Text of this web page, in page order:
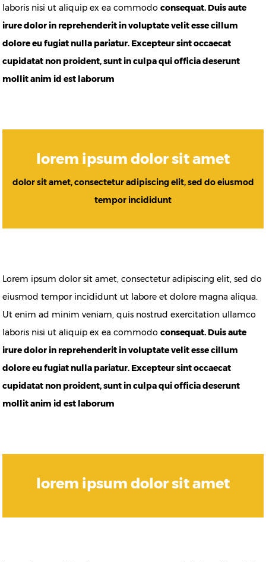
laboris nisi ut aliquip ex ea commodoconsequat. Duis aute
irure dolor in reprehenderit in voluptate velit esse cillum
dolore eu fugiat nulla pariatur. Excepteur sint occaecat
cupidatat non proident, sunt in culpa qui officia deserunt
mollit anim id est laborum
lorem ipsum dolor sit amet
dolor sit amet, consectetur adipiscing elit, sed do eiusmod
tempor incididunt
Lorem ipsum dolor sit amet, consectetur adipiscing elit, sed do
eiusmod tempor incididunt ut labore et dolore magna aliqua.
Ut enim ad minim veniam, quis nostrud exercitation ullamco
laboris nisi ut aliquip ex ea commodoconsequat. Duis aute
irure dolor in reprehenderit in voluptate velit esse cillum
dolore eu fugiat nulla pariatur. Excepteur sint occaecat
cupidatat non proident, sunt in culpa qui officia deserunt
mollit anim id est laborum
lorem ipsum dolor sit amet